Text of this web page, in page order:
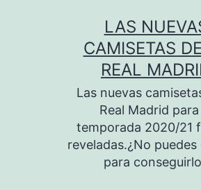
LAS
CAMISETAS
REAL
Las nuevas
Real Madrid para
temporada 2020/21
reveladas.¿No puedes
para